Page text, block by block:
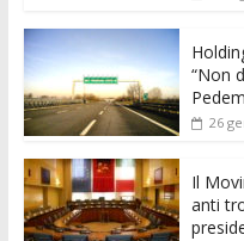
k
“Non
26
Il
anti